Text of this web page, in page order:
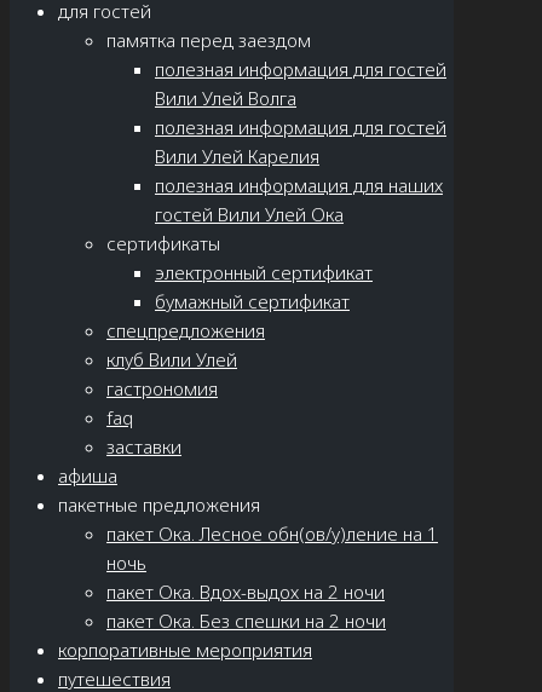
для гостей
памятка перед заездом
полезная информация для гостей
Вили Улей Волга
полезная информация для гостей
Вили Улей Карелия
полезная информация для наших
гостей Вили Улей Ока
сертификаты
электронный сертификат
бумажный сертификат
спецпредложения
клуб Вили Улей
гастрономия
faq
заставки
афиша
пакетные предложения
пакет Ока. Лесное обн(ов/у)ление на 1
ночь
пакет Ока. Вдох-выдох на 2 ночи
пакет Ока. Без спешки на 2 ночи
корпоративные мероприятия
путешествия